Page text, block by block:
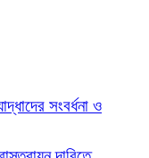
সংবর্ধনা ও